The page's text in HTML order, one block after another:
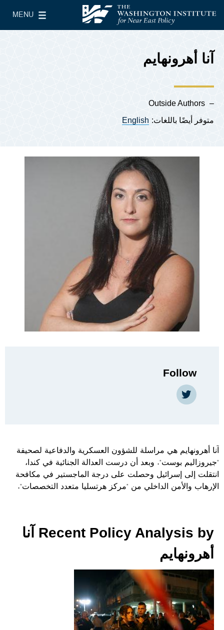
معهد واشنطن لسياسات الشرق الأدنى
MENU
Main Menu
آنا أهرونهايم
Outside Authors
متوفر أيضًا باللغات: English
آنا أهرونهايم هي مراسلة للشؤون العسكرية والدفاعية لصحيفة
"جيروزاليم بوست". وبعد أن درست العدالة الجنائية في كندا،
انتقلت إلى إسرائيل وحصلت على درجة الماجستير في مكافحة
الإرهاب والأمن الداخلي من "مركز هرتسليا متعدد التخصصات".
Follow
Recent Policy Analysis by آنا
أهرونهايم